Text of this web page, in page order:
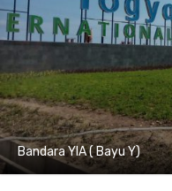
Bandara YIA ( Bayu Y)